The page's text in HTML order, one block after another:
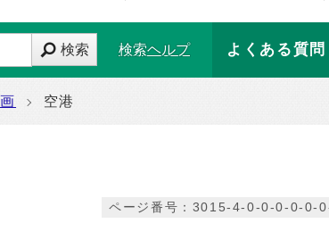
検索 検索ヘルプ よくある質問
空港
ページ番号：3015-4-0-0-0-0-0-